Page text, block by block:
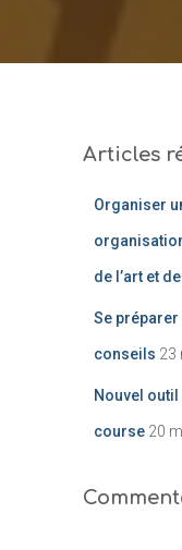
Articles
Organiser
de l’art et
Se
conseils 23
Nouvel
course 20